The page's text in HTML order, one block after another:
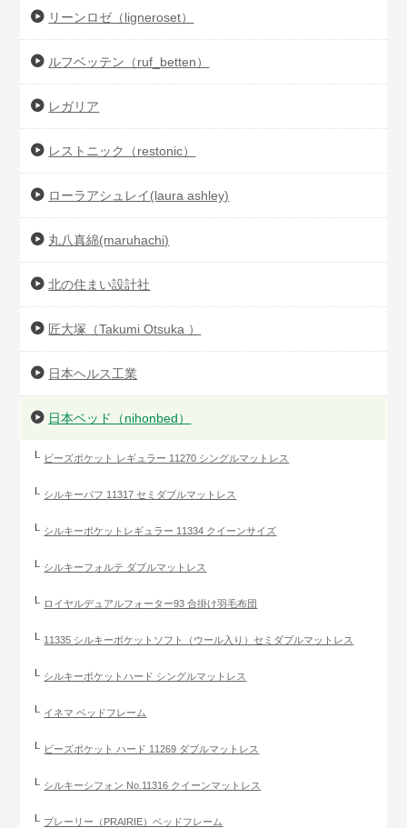
リーンロゼ（ligneroset）
ルフベッテン（ruf_betten）
レガリア
レストニック（restonic）
ローラアシュレイ(laura ashley)
丸八真綿(maruhachi)
北の住まい設計社
匠大塚（Takumi Otsuka ）
日本ヘルス工業
日本ベッド（nihonbed）
ビーズポケット レギュラー 11270 シングルマットレス
シルキーパフ 11317 セミダブルマットレス
シルキーポケットレギュラー 11334 クイーンサイズ
シルキーフォルテ ダブルマットレス
ロイヤルデュアルフォーター93 合掛け羽毛布団
11335 シルキーポケットソフト（ウール入り）セミダブルマットレス
シルキーポケットハード シングルマットレス
イネマ ベッドフレーム
ビーズポケット ハード 11269 ダブルマットレス
シルキーシフォン No.11316 クイーンマットレス
プレーリー（PRAIRIE）ベッドフレーム